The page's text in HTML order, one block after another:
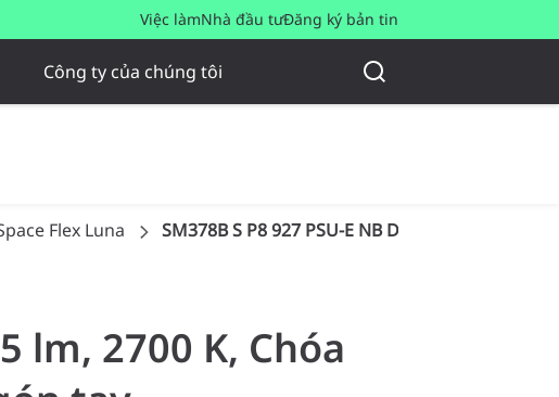
Việc làmNhà đầu tưĐăng ký bản tin
Công ty của chúng tôi
Flex Luna SM378B S P8 927 PSU-E NB D100 G-TT PRO
lm, 2700 K, Chóa